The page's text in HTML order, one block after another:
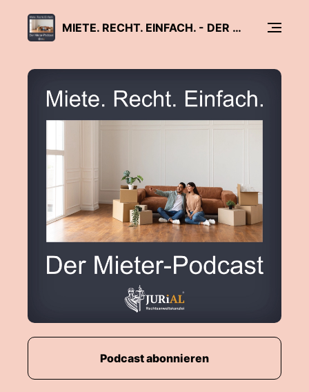
MIETE. RECHT. EINFACH. - DER MIETER PODCAST
Podcast abonnieren